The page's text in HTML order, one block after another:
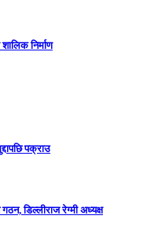
निर्माण
पक्राउ
डिल्लीराज रेग्मी अध्यक्ष